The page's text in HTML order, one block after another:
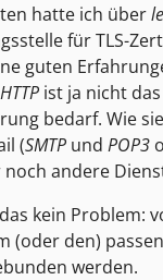
hatte ich über
für TLS-
guten
HTTP ist ja nicht
bedarf. Wie
(SMTP und POP3
noch andere
kein Problem:
(oder den)
werden.